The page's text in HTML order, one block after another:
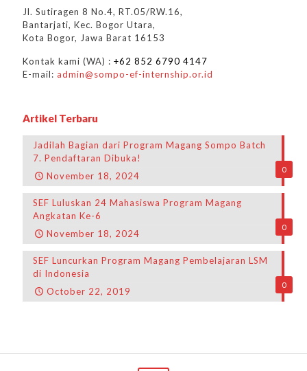
Jl. Sutiragen 8 No.4, RT.05/RW.16,
Bantarjati, Kec. Bogor Utara,
Kota Bogor, Jawa Barat 16153
Kontak kami (WA) : +62 852 6790 4147
E-mail: admin@sompo-ef-internship.or.id
Artikel Terbaru
0
Jadilah Bagian dari Program Magang Sompo Batch
7. Pendaftaran Dibuka!
November 18, 2024
0
SEF Luluskan 24 Mahasiswa Program Magang
Angkatan Ke-6
November 18, 2024
0
SEF Luncurkan Program Magang Pembelajaran LSM
di Indonesia
October 22, 2019